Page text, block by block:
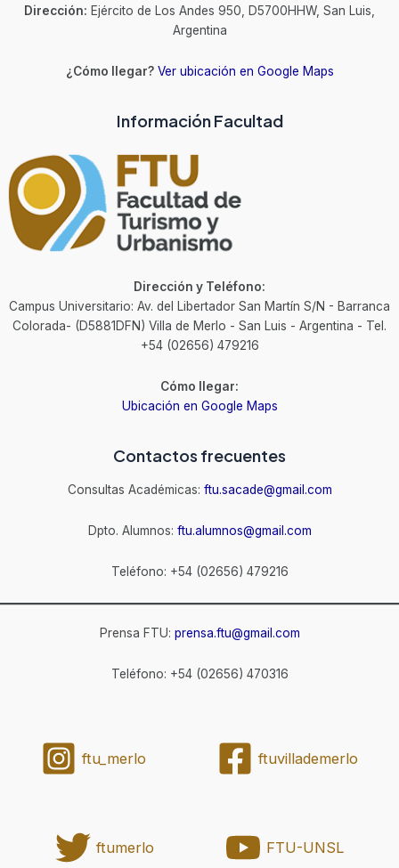
Dirección: Ejército de Los Andes 950, D5700HHW, San Luis,
Argentina
¿Cómo llegar? Ver ubicación en Google Maps
Información Facultad
Dirección y Teléfono:
Campus Universitario: Av. del Libertador San Martín S/N - Barranca
Colorada- (D5881DFN) Villa de Merlo - San Luis - Argentina - Tel.
+54 (02656) 479216
Cómo llegar:
Ubicación en Google Maps
Contactos frecuentes
Consultas Académicas: ftu.sacade@gmail.com
Dpto. Alumnos: ftu.alumnos@gmail.com
Teléfono: +54 (02656) 479216
Prensa FTU: prensa.ftu@gmail.com
Teléfono: +54 (02656) 470316
ftu_merlo ftuvillademerlo
ftumerlo FTU-UNSL